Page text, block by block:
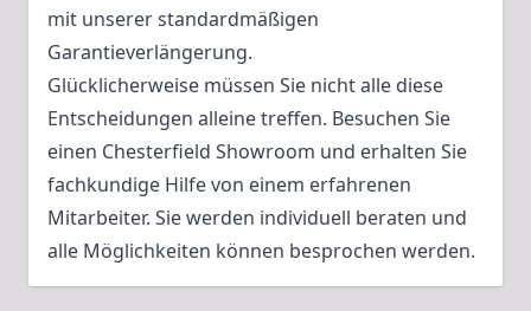
mit unserer standardmäßigen
Garantieverlängerung.
Glücklicherweise müssen Sie nicht alle diese
Entscheidungen alleine treffen. Besuchen Sie
einen Chesterfield Showroom und erhalten Sie
fachkundige Hilfe von einem erfahrenen
Mitarbeiter. Sie werden individuell beraten und
alle Möglichkeiten können besprochen werden.